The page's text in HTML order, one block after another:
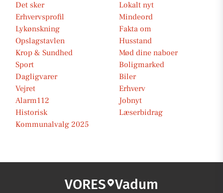
Det sker
Lokalt nyt
Erhvervsprofil
Mindeord
Lykønskning
Fakta om
Opslagstavlen
Husstand
Krop & Sundhed
Mød dine naboer
Sport
Boligmarked
Dagligvarer
Biler
Vejret
Erhverv
Alarm112
Jobnyt
Historisk
Læserbidrag
Kommunalvalg 2025
VORES Vadum